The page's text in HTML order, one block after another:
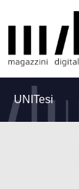
UNITesi